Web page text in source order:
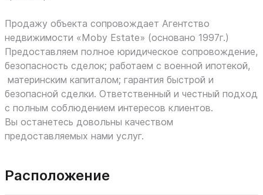
Продажу объекта сопровождает Агентство
недвижимости «Moby Estate» (основано 1997г.)
Предоставляем полное юридическое сопровождение,
безопасность сделок; работаем с военной ипотекой,
материнским капиталом; гарантия быстрой и
безопасной сделки. Ответственный и честный подход
с полным соблюдением интересов клиентов.
Вы останетесь довольны качеством
предоставляемых нами услуг.
Расположение